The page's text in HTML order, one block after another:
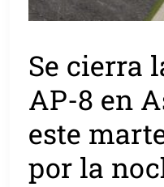
Se cierra
AP-8 en
este
por la